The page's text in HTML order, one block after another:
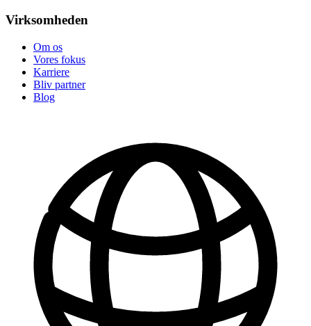
Virksomheden
Om os
Vores fokus
Karriere
Bliv partner
Blog